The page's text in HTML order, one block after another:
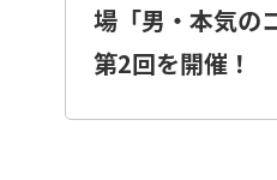
場「男・本気の
第2回を開催！